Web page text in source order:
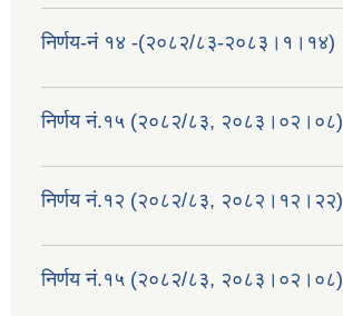
निर्णय-नं १४ -(२०८२/८३-२०८३।१।१४)
निर्णय नं.१५ (२०८२/८३, २०८३।०२।०८)
निर्णय नं.१२ (२०८२/८३, २०८२।१२।२२)
निर्णय नं.१५ (२०८२/८३, २०८३।०२।०८)